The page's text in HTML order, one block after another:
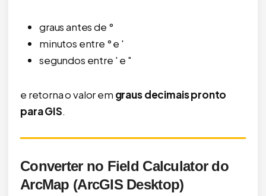
graus antes de °
minutos entre ° e '
segundos entre ' e "
e retorna o valor em graus decimais pronto
para GIS.
Converter no Field Calculator do
ArcMap (ArcGIS Desktop)